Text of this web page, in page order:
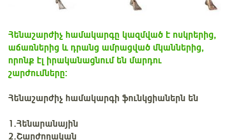
Հենաշարժիչ համակարգը կազմված է ոսկրերից,
աճառներից և դրանց ամրացված մկաններից,
որոնք էլ իրականացնում են մարդու
շարժումները:
Հենաշարժիչ համակարգի ֆունկցիաներն են
1.Հենարանային
2.Շարժողական